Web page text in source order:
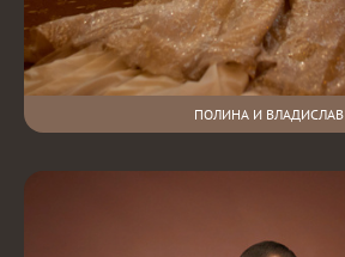
ПОЛИНА И ВЛАДИСЛАВ